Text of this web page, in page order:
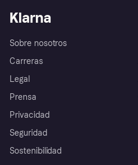
Klarna
Sobre nosotros
Carreras
Legal
Prensa
Privacidad
Seguridad
Sostenibilidad